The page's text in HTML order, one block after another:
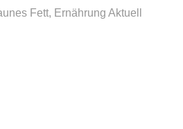
Fett, Ernährung Aktuell